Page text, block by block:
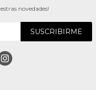
novedades!
SUSCRIBIRME
